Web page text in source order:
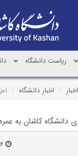
ریاست دانشگاه
اخبار اخبار دانشگاه اعزام ۸۳ دانشجوی
۰۶ آذر ۱۳۸۷ | ۱۵:۳۸